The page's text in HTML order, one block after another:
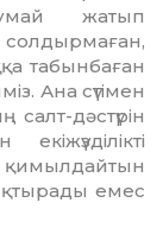
жатып
солдырмаған,
табынбаған
Ана сүті­мен
дәстүрін
емес